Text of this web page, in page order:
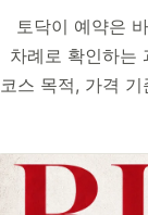
토닥이 예약은
차례로 확인하는
코스 목적, 가격